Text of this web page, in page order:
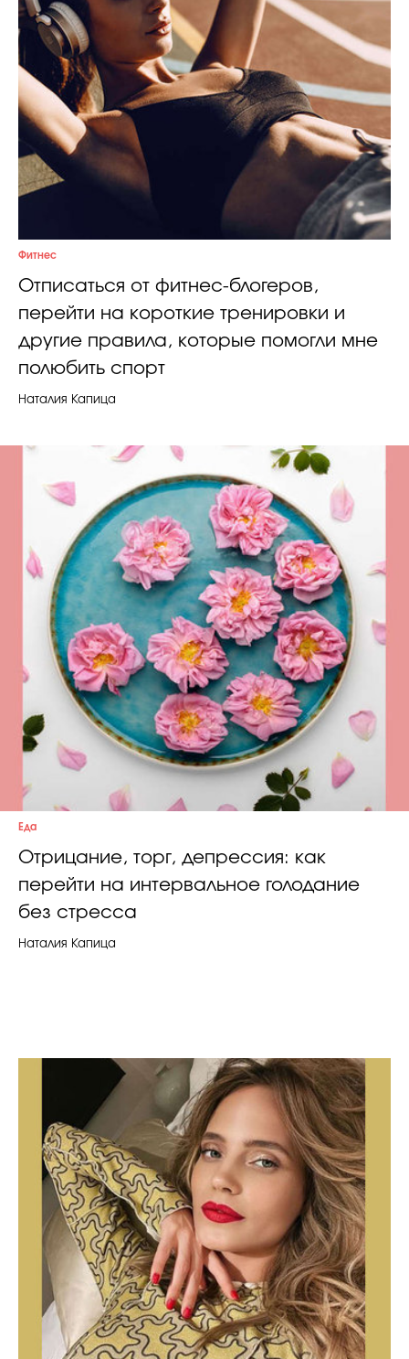
Фитнес
Отписаться от фитнес-блогеров,
перейти на короткие тренировки и
другие правила, которые помогли мне
полюбить спорт
Наталия Капица
Еда
Отрицание, торг, депрессия: как
перейти на интервальное голодание
без стресса
Наталия Капица